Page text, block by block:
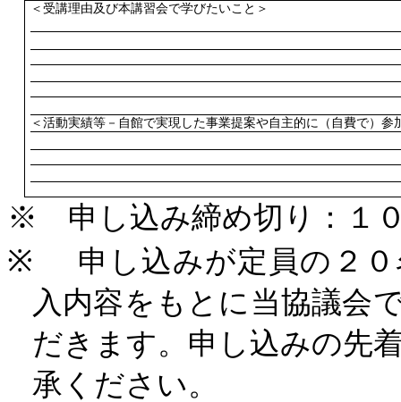
＜受講理由及び本講習会で学びたいこと ＞
＜活動実績等－自館で実現した事業提案や自主的に（自費で）参
※ 申し込み締め切り：１
※
申し込みが定員の ２０
入内容をもとに当協議会
だきます。申し込みの先
承ください。